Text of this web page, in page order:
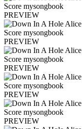
PREVIEW
PREVIEW
PREVIEW
PREVIEW
PREVIEW